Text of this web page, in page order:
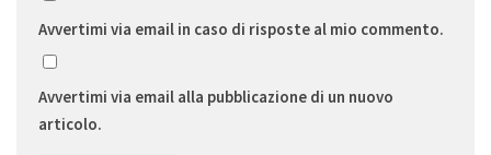
Avvertimi via email in caso di risposte al mio commento.
Avvertimi via email alla pubblicazione di un nuovo
articolo.